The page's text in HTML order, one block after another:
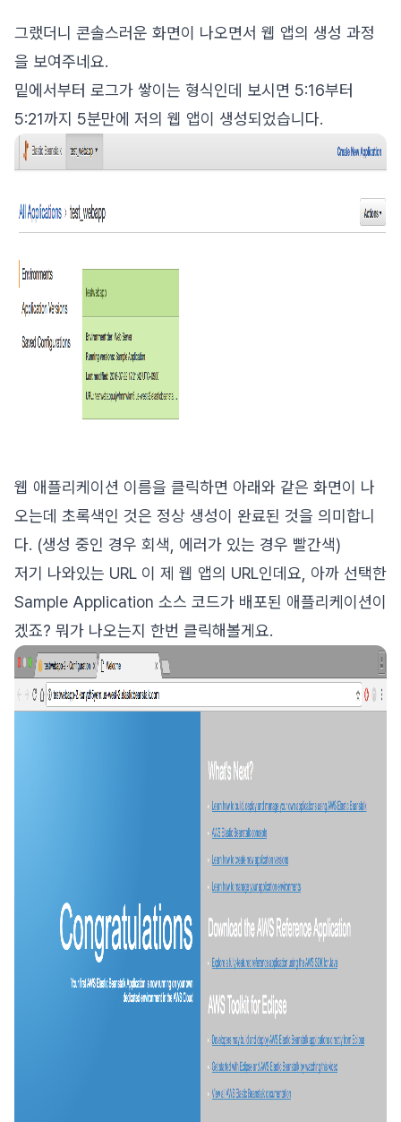
그랬더니 콘솔스러운 화면이 나오면서 웹 앱의 생성 과정
을 보여주네요.
밑에서부터 로그가 쌓이는 형식인데 보시면 5:16부터
5:21까지 5분만에 저의 웹 앱이 생성되었습니다.
웹 애플리케이션 이름을 클릭하면 아래와 같은 화면이 나
오는데 초록색인 것은 정상 생성이 완료된 것을 의미합니
다. (생성 중인 경우 회색, 에러가 있는 경우 빨간색)
저기 나와있는 URL 이 제 웹 앱의 URL인데요, 아까 선택한
Sample Application 소스 코드가 배포된 애플리케이션이
겠죠? 뭐가 나오는지 한번 클릭해볼게요.